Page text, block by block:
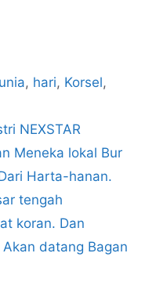
, hari, Korsel,
NEXSTAR
Meneka lokal Bur
Harta-hanan.
tengah
koran. Dan
datang Bagan